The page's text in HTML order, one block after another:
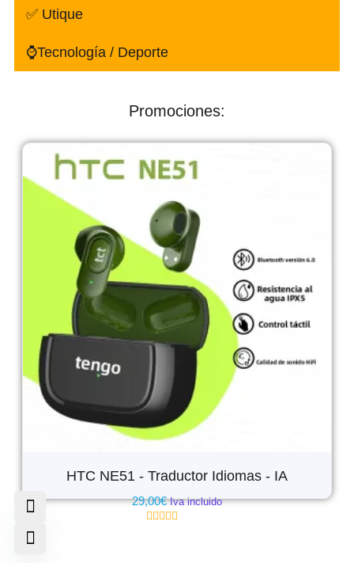
✅ Utique
⌚Tecnología / Deporte
Promociones:
HTC NE51 - Traductor Idiomas - IA
29,00€ Iva incluido